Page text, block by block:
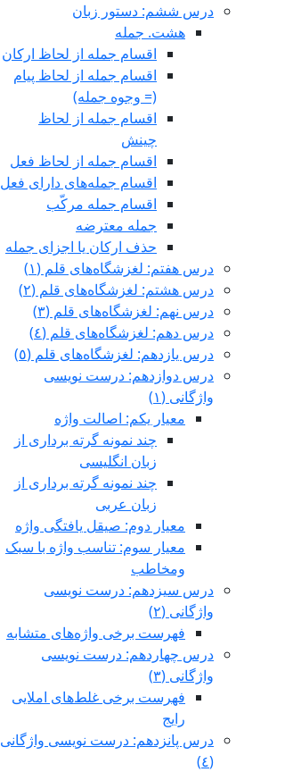
درس ششم: دستور زبان
هشت. جمله
اقسام جمله از لحاظ ارکان
اقسام جمله از لحاظ پیام
(= وجوه جمله)
اقسام جمله از لحاظ
چینش
اقسام جمله از لحاظ فعل
اقسام جمله‌های دارای فعل
اقسام جمله مرکّب
جمله معترضه
حذف ارکان یا اجزای جمله
درس هفتم: لغزشگاه‌های قلم (١)
درس هشتم: لغزشگاه‌های قلم (٢)
درس نهم: لغزشگاه‌های قلم (٣)
درس دهم: لغزشگاه‌های قلم (٤)
درس یازدهم: لغزشگاه‌های قلم (٥)
درس دوازدهم: درست نویسی
واژگانی (١)
معیار یکم: اصالت واژه
چند نمونه گرته برداری از
زبان انگلیسی
چند نمونه گرته برداری از
زبان عربی
معیار دوم: صيقل يافتگی واژه
معیار سوم: تناسب واژه با سبک
ومخاطب
درس سیزدهم: درست نویسی
واژگانی (٢)
فهرست برخی واژه‌های متشابه
درس چهاردهم: درست نویسی
واژگانی (٣)
فهرست برخی غلط‌های املایی
رایج
درس پانزدهم: درست نویسی واژگانی
(٤)